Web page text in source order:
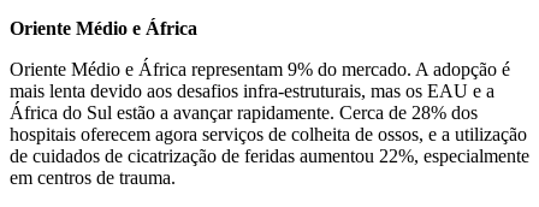
Oriente Médio e África
Oriente Médio e África representam 9% do mercado. A adopção é
mais lenta devido aos desafios infra-estruturais, mas os EAU e a
África do Sul estão a avançar rapidamente. Cerca de 28% dos
hospitais oferecem agora serviços de colheita de ossos, e a utilização
de cuidados de cicatrização de feridas aumentou 22%, especialmente
em centros de trauma.